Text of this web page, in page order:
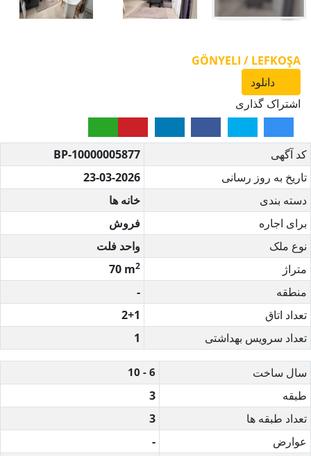
GÖNYELI / LEFKOŞA
دانلود
اشتراک گذاری
کد آگهی
BP-10000005877
تاریخ به روز رسانی
23-03-2026
دسته بندی
خانه ها
برای اجاره
فروش
نوع ملک
واحد فلت
متراژ
70 m2
منطقه
-
تعداد اتاق
2+1
تعداد سرویس بهداشتی
1
سال ساخت 6 - 10
طبقه
3
تعداد طبقه ها
3
عوارض
-